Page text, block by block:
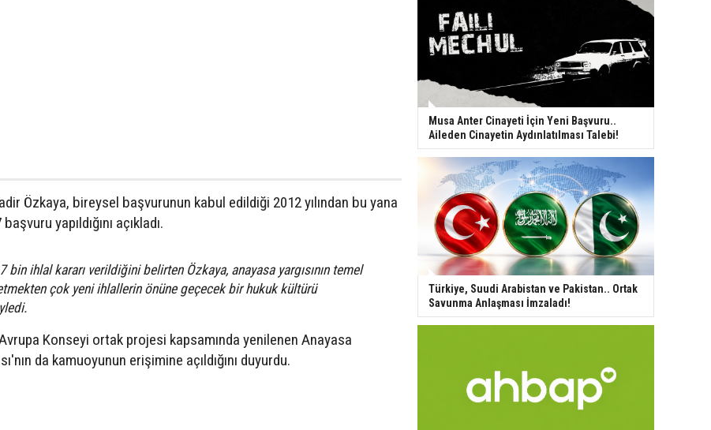
Özkaya, bireysel başvurunun kabul edildiği 2012 yılından bu yana
yapıldığını açıkladı.
bin ihlal kararı verildiğini belirten Özkaya, anayasa yargısının temel
çok yeni ihlallerin önüne geçecek bir hukuk kültürü
Konseyi ortak projesi kapsamında yenilenen Anayasa
da kamuoyunun erişimine açıldığını duyurdu.
Musa Anter Cinayeti İçin Yeni Başvuru..
Aileden Cinayetin Aydınlatılması Talebi!
Türkiye, Suudi Arabistan ve Pakistan.. Ortak
Savunma Anlaşması İmzaladı!